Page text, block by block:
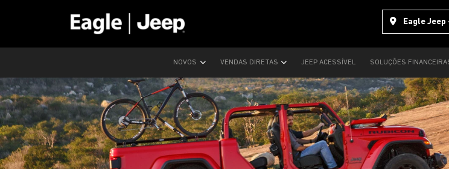
Eagle
NOVOS VENDAS DIRETAS JEEP ACESSÍVEL SOLUÇÕES